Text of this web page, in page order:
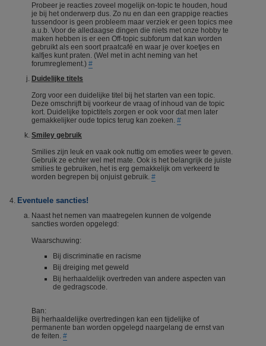
Probeer je reacties zoveel mogelijk on-topic te houden, houd
je bij het onderwerp dus. Zo nu en dan een grappige reacties
tussendoor is geen probleem maar verziek er geen topics mee
a.u.b. Voor de alledaagse dingen die niets met onze hobby te
maken hebben is er een Off-topic subforum dat kan worden
gebruikt als een soort praatcafé en waar je over koetjes en
kalfjes kunt praten. (Wel met in acht neming van het
forumreglement.) #
Duidelijke titels
Zorg voor een duidelijke titel bij het starten van een topic.
Deze omschrijft bij voorkeur de vraag of inhoud van de topic
kort. Duidelijke topictitels zorgen er ook voor dat men later
gemakkelijker oude topics terug kan zoeken. #
Smiley gebruik
Smilies zijn leuk en vaak ook nuttig om emoties weer te geven.
Gebruik ze echter wel met mate. Ook is het belangrijk de juiste
smilies te gebruiken, het is erg gemakkelijk om verkeerd te
worden begrepen bij onjuist gebruik. #
Eventuele sancties!
Naast het nemen van maatregelen kunnen de volgende
sancties worden opgelegd:
Waarschuwing:
Bij discriminatie en racisme
Bij dreiging met geweld
Bij herhaaldelijk overtreden van andere aspecten van
de gedragscode.
Ban:
Bij herhaaldelijke overtredingen kan een tijdelijke of
permanente ban worden opgelegd naargelang de ernst van
de feiten. #